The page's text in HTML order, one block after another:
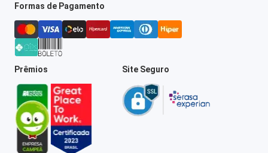
Formas de Pagamento
Prêmios Site Seguro